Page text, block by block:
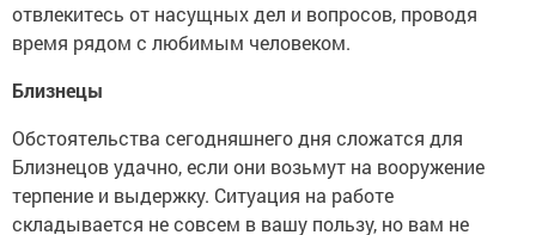
отвлекитесь от насущных дел и вопросов, проводя
время рядом с любимым человеком.
Близнецы
Обстоятельства сегодняшнего дня сложатся для
Близнецов удачно, если они возьмут на вооружение
терпение и выдержку. Ситуация на работе
складывается не совсем в вашу пользу, но вам не